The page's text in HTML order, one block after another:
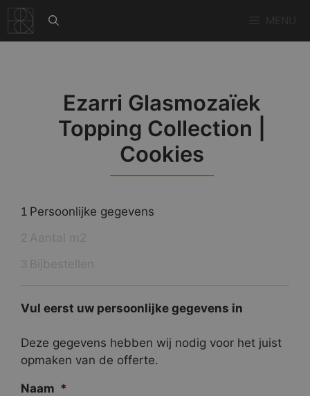
naar
de
Ezarri Glasmozaïek
Topping Collection |
Cookies
1 Persoonlijke gegevens
Vul eerst uw persoonlijke gegevens in
Deze gegevens hebben wij nodig voor het juist
opmaken van de offerte.
Naam *